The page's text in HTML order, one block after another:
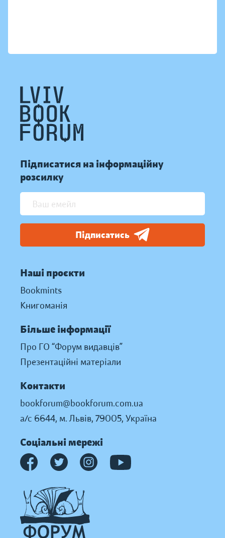
Підписатися на інформаційну
розсилку
Підписатись
Наші проєкти
Bookmints
Книгоманія
Більше інформації
Про ГО “Форум видавців”
Презентаційні матеріали
Контакти
bookforum@bookforum.com.ua
а/с 6644, м. Львів, 79005, Україна
Соціальні мережі